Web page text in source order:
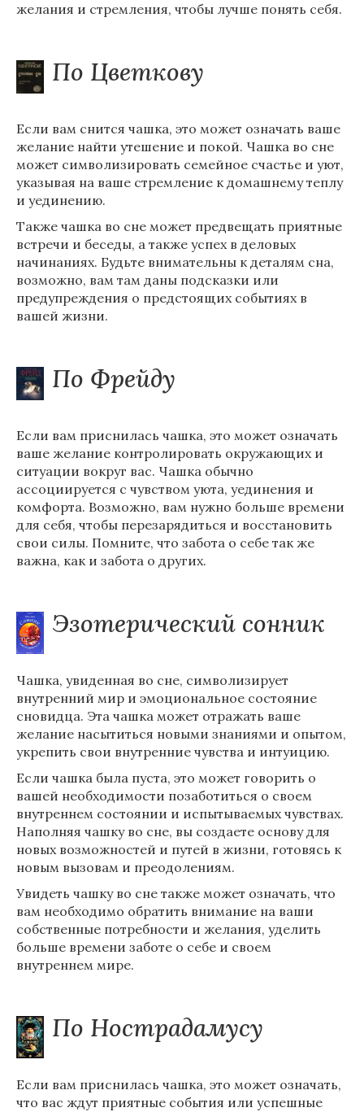
желания и стремления, чтобы лучше понять себя.
По Цветкову
Если вам снится чашка, это может означать ваше
желание найти утешение и покой. Чашка во сне
может символизировать семейное счастье и уют,
указывая на ваше стремление к домашнему теплу
и уединению.
Также чашка во сне может предвещать приятные
встречи и беседы, а также успех в деловых
начинаниях. Будьте внимательны к деталям сна,
возможно, вам там даны подсказки или
предупреждения о предстоящих событиях в
вашей жизни.
По Фрейду
Если вам приснилась чашка, это может означать
ваше желание контролировать окружающих и
ситуации вокруг вас. Чашка обычно
ассоциируется с чувством уюта, уединения и
комфорта. Возможно, вам нужно больше времени
для себя, чтобы перезарядиться и восстановить
свои силы. Помните, что забота о себе так же
важна, как и забота о других.
Эзотерический сонник
Чашка, увиденная во сне, символизирует
внутренний мир и эмоциональное состояние
сновидца. Эта чашка может отражать ваше
желание насытиться новыми знаниями и опытом,
укрепить свои внутренние чувства и интуицию.
Если чашка была пуста, это может говорить о
вашей необходимости позаботиться о своем
внутреннем состоянии и испытываемых чувствах.
Наполняя чашку во сне, вы создаете основу для
новых возможностей и путей в жизни, готовясь к
новым вызовам и преодолениям.
Увидеть чашку во сне также может означать, что
вам необходимо обратить внимание на ваши
собственные потребности и желания, уделить
больше времени заботе о себе и своем
внутреннем мире.
По Нострадамусу
Если вам приснилась чашка, это может означать,
что вас ждут приятные события или успешные